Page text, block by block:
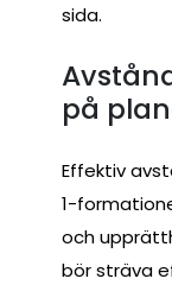
sida.
på
Effektiv
1-
och
bör sträva